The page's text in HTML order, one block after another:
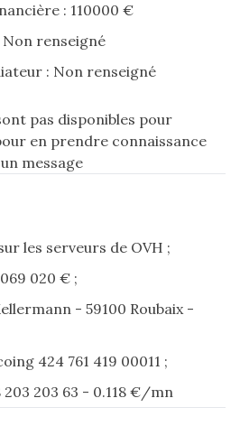
: 110000 €
renseigné
: Non renseigné
pas disponibles pour
en prendre connaissance
message
les serveurs de OVH ;
020 € ;
- 59100 Roubaix -
424 761 419 00011 ;
203 203 63 - 0.118 €/mn